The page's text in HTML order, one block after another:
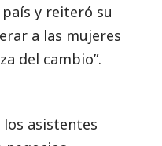
y reiteró su
a las mujeres
del cambio”.
los asistentes